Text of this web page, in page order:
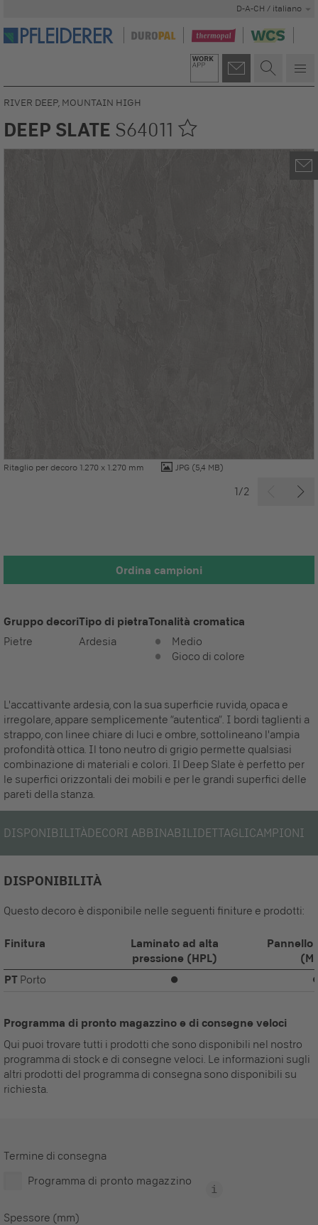
D-A-CH / italiano
Ritaglio per decoro 1.270 x 1.270 mm JPG (5,4 MB)
1/2
RIVER DEEP, MOUNTAIN HIGH
DEEP SLATE S64011
Ordina campioni
Gruppo decori
Pietre
Tipo di pietra
Ardesia
Tonalità cromatica
Medio
Gioco di colore
L'accattivante ardesia, con la sua superficie ruvida, opaca e
irregolare, appare semplicemente “autentica”. I bordi taglienti a
strappo, con linee chiare di luci e ombre, sottolineano l'ampia
profondità ottica. Il tono neutro di grigio permette qualsiasi
combinazione di materiali e colori. Il Deep Slate è perfetto per
le superfici orizzontali dei mobili e per le grandi superfici delle
pareti della stanza.
DISPONIBILITÀDECORI ABBINABILIDETTAGLICAMPIONI
DISPONIBILITÀ
Questo decoro è disponibile nelle seguenti finiture e prodotti:
Finitura
Laminato ad alta
pressione (HPL)
Pannello
PT Porto ⏺
Programma di pronto magazzino e di consegne veloci
Qui puoi trovare tutti i prodotti che sono disponibili nel nostro
programma di stock e di consegne veloci. Le informazioni sugli
altri prodotti del programma di consegna sono disponibili su
richiesta.
Termine di consegna
Programma di pronto magazzino
Spessore (mm)